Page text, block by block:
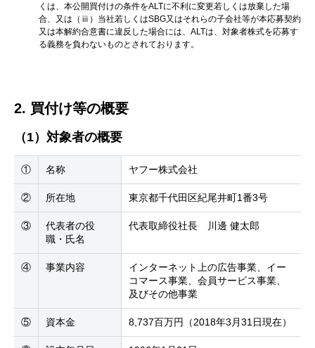
くは、本公開買付けの条件をALTに不利に変更若しくは放棄した場
合、又は（ⅲ）当社若しくはSBG又はそれらの子会社等が本応募契約
又は本解約合意書に違反した場合には、ALTは、対象者株式を応募す
る義務を負わないものとされております。
2. 買付け等の概要
（1）対象者の概要
① 名称 ヤフー株式会社
② 所在地 東京都千代田区紀尾井町1番3号
③
代表者の役
職・氏名
代表取締役社長 川邊 健太郎
④ 事業内容
インターネット上の広告事業、イー
コマース事業、会員サービス事業、
及びその他事業
⑤ 資本金 8,737百万円（2018年3月31日現在）